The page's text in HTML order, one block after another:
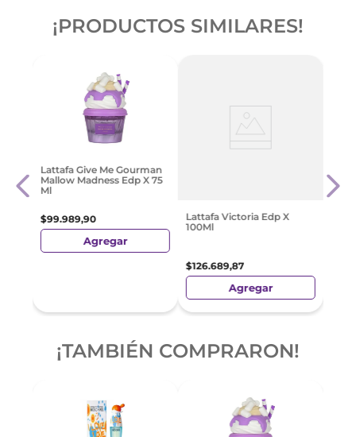
¡PRODUCTOS SIMILARES!
Lattafa Give Me Gourman
Mallow Madness Edp X 75
Ml
$99.989,90
Agregar
Lattafa Victoria Edp X
100Ml
$126.689,87
Agregar
¡TAMBIÉN COMPRARON!